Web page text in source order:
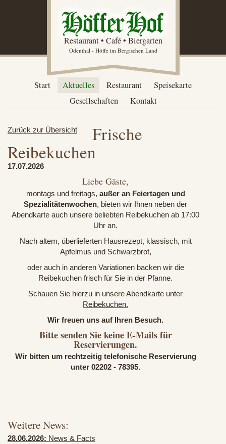
Restaurant • Café • Biergarten
Odenthal - Höffe im Bergischen Land
Start Aktuelles Restaurant
Speisekarte
Gesellschaften
Kontakt
Zurück zur Übersicht
Frische
Reibekuchen
17.07.2026
Liebe Gäste,
montags und freitags, außer an Feiertagen und
Spezialitätenwochen, bieten wir Ihnen neben der
Abendkarte auch unsere beliebten Reibekuchen ab 17:00
Uhr an.
Nach altem, überlieferten Hausrezept, klassisch, mit
Apfelmus und Schwarzbrot,
oder auch in anderen Variationen backen wir die
Reibekuchen frisch für Sie in der Pfanne.
Schauen Sie hierzu in unsere Abendkarte unter
Reibekuchen.
Wir freuen uns auf Ihren Besuch.
Bitte senden Sie keine E-Mails für
Reservierungen.
Wir bitten um rechtzeitig telefonische Reservierung
unter 02202 - 78395.
Weitere News:
28.06.2026: News & Facts